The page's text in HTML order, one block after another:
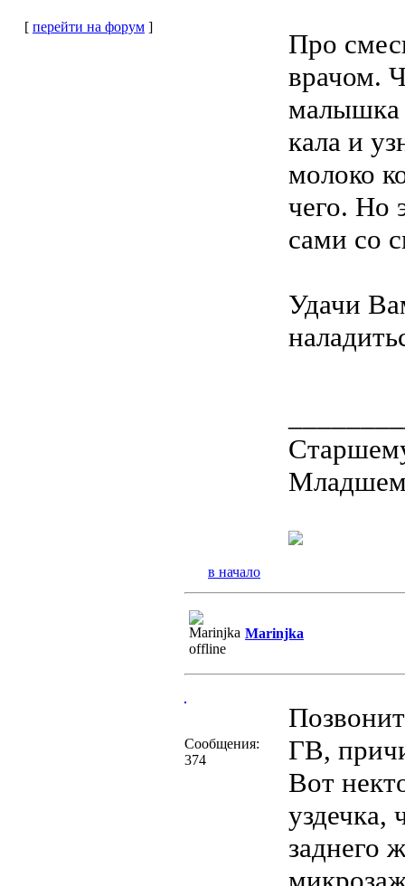
[ перейти на форум ]
Про
врачом.
малышка
кала и
молоко
чего. Но
сами со
Удачи
в начало
Marinjka
Сообщения:
374
ГВ,
Вот
уздечка,
заднего